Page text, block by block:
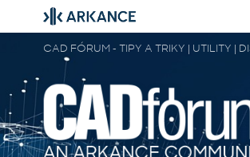
CAD FÓRUM - TIPY A TRIKY | UTILITY |